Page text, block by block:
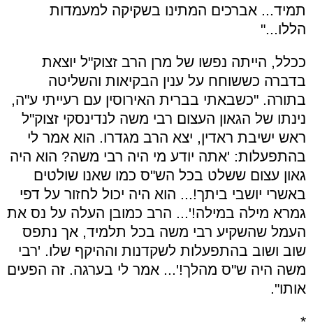
תמיד... אברכים המתינו בשקיקה למעמדות
הללו..."
ככלל, הייתה נפשו של מרן הרב זצוק"ל יוצאת
בדברה כששוחח על ענין הבקיאות והשליטה
בתורה. "כשבאתי בברית האירוסין עם רעייתי ע"ה,
נינתו של הגאון העצום רבי משה לנדינסקי זצוק"ל
ראש ישיבת ראדין, יצא הרב מגדרו. הוא אמר לי
בהתפעלות: 'אתה יודע מי היה רבי משה? הוא היה
גאון עצום ששלט בכל הש"ס כמו שאנו שולטים
באשרי יושבי ביתך!... הוא היה יכול לחזור על דפי
גמרא מילה במילה!'... הרב כמובן העלה על נס את
העמל שהשקיע רבי משה בכל תלמיד, אך נתפס
שוב ושוב בהתפעלות לשקדנות וההיקף שלו. 'רבי
משה היה ש"ס מהלך!'... אמר לי בערגה. זה הפעים
אותו".
*